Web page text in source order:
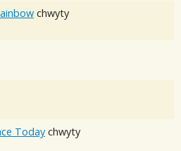
chwyty
Today chwyty